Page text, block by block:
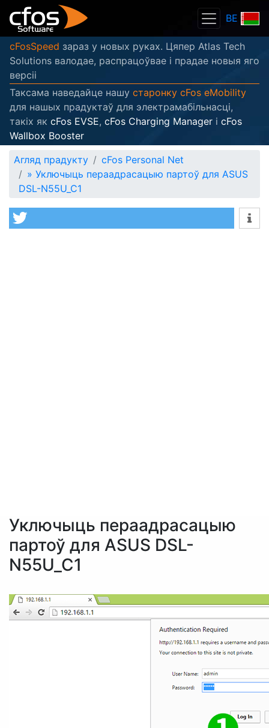
BE
cFosSpeed зараз у новых руках. Цяпер Atlas Tech
Solutions валодае, распрацоўвае і прадае новыя яго
версіі
Таксама наведайце нашу старонку cFos eMobility
для нашых прадуктаў для электрамабільнасці,
такіх як cFos EVSE, cFos Charging Manager і cFos
Wallbox Booster
Агляд прадукту
cFos Personal Net
» Уключыць пераадрасацыю партоў для ASUS
DSL-N55U_C1
Уключыць пераадрасацыю
партоў для ASUS DSL-
N55U_C1